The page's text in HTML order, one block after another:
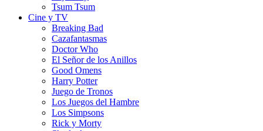
Tsum Tsum
Cine y TV
Breaking Bad
Cazafantasmas
Doctor Who
El Señor de los Anillos
Good Omens
Harry Potter
Juego de Tronos
Los Juegos del Hambre
Los Simpsons
Rick y Morty